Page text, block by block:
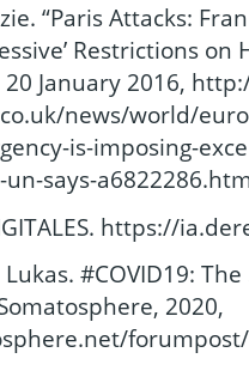
“Paris Attacks:
Restrictions on
January 2016,
news/world/
is-imposing-
says-
https://
Lukas. #COVID19:
2020,